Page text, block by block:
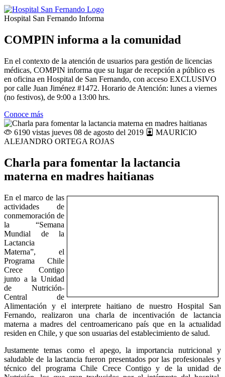
Hospital San Fernando Informa
COMPIN informa a la comunidad
En el contexto de la atención de usuarios para gestión de licencias
médicas, COMPIN informa que su lugar de recepción a público es
en oficina en Hospital de San Fernando, con acceso EXCLUSIVO
por calle Juan Jiménez #1472. Horario de Atención: lunes a viernes
(no festivos), de 9:00 a 13:00 hrs.
Conoce más
6190 vistas jueves 08 de agosto del 2019
MAURICIO
ALEJANDRO ORTEGA ROJAS
Charla para fomentar la lactancia
materna en madres haitianas
En el marco de las
actividades de
conmemoración de
la “Semana
Mundial de la
Lactancia
Materna”, el
Programa Chile
Crece Contigo
junto a la Unidad
de Nutrición-
Central de
Alimentación y el interprete haitiano de nuestro Hospital San
Fernando, realizaron una charla de incentivación de lactancia
materna a madres del centroamericano país que en la actualidad
residen en Chile, y que son usuarias del establecimiento de salud.
Justamente temas como el apego, la importancia nutricional y
saludable de la lactancia fueron presentados por las profesionales y
técnico del programa Chile Crece Contigo y de la unidad de